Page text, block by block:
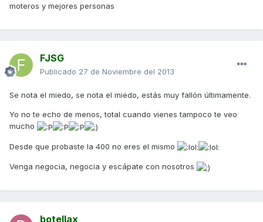
moteros y mejores personas
FJSG
Publicado 27 de Noviembre del 2013
Se nota el miedo, se nota el miedo, estás muy fallón últimamente.
Yo no te echo de menos, total cuando vienes tampoco te veo
mucho
Desde que probaste la 400 no eres el mismo
Venga negocia, negocia y escápate con nosotros
botellax